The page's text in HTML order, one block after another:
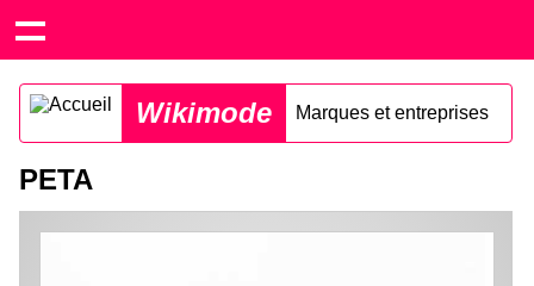
Wikimode Marques et entreprises
PETA